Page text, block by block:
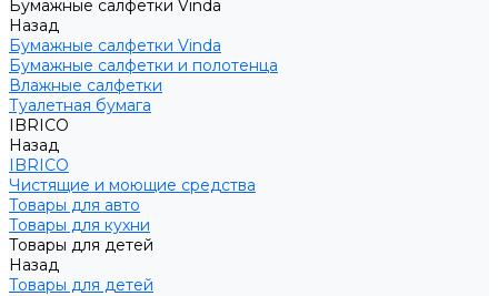
Бумажные салфетки Vinda
Назад
Бумажные салфетки Vinda
Бумажные салфетки и полотенца
Влажные салфетки
Туалетная бумага
IBRICO
Назад
IBRICO
Чистящие и моющие средства
Товары для авто
Товары для кухни
Товары для детей
Назад
Товары для детей